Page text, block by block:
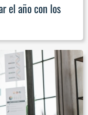
el año con los